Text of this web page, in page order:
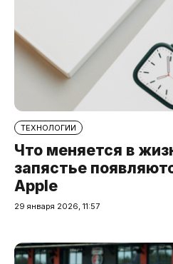
ТЕХНОЛОГИИ
Что меняется в
запястье
Apple
29 января 2026, 11:57